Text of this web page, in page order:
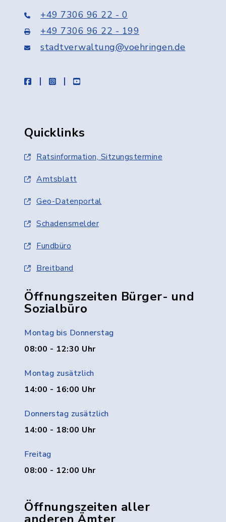
+49 7306 96 22 - 0
+49 7306 96 22 - 199
stadtverwaltung@voehringen.de
facebookinstagramyoutube
Quicklinks
Ratsinformation, Sitzungstermine
Amtsblatt
Geo-Datenportal
Schadensmelder
Fundbüro
Breitband
Öffnungszeiten Bürger- und
Sozialbüro
Montag bis Donnerstag
08:00 - 12:30 Uhr
Montag zusätzlich
14:00 - 16:00 Uhr
Donnerstag zusätzlich
14:00 - 18:00 Uhr
Freitag
08:00 - 12:00 Uhr
Öffnungszeiten aller